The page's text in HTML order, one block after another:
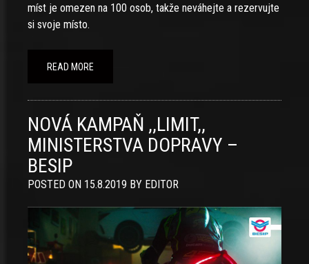
míst je omezen na 100 osob, takže neváhejte a rezervujte
si svoje místo.
READ MORE
NOVÁ KAMPAŇ ,,LIMIT,,
MINISTERSTVA DOPRAVY –
BESIP
POSTED ON 15.8.2019 BY EDITOR